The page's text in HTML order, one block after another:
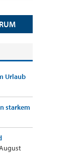
Urlaub
starkem